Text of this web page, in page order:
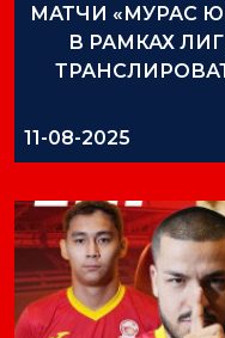
МАТЧИ «МУРАС
В РАМКАХ
11-08-2025